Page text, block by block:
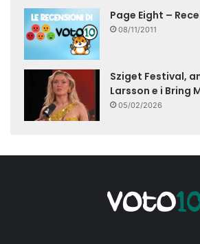
Page Eight –
08/11/2011
Sziget Festival,
Larsson e i Bring
05/02/2026